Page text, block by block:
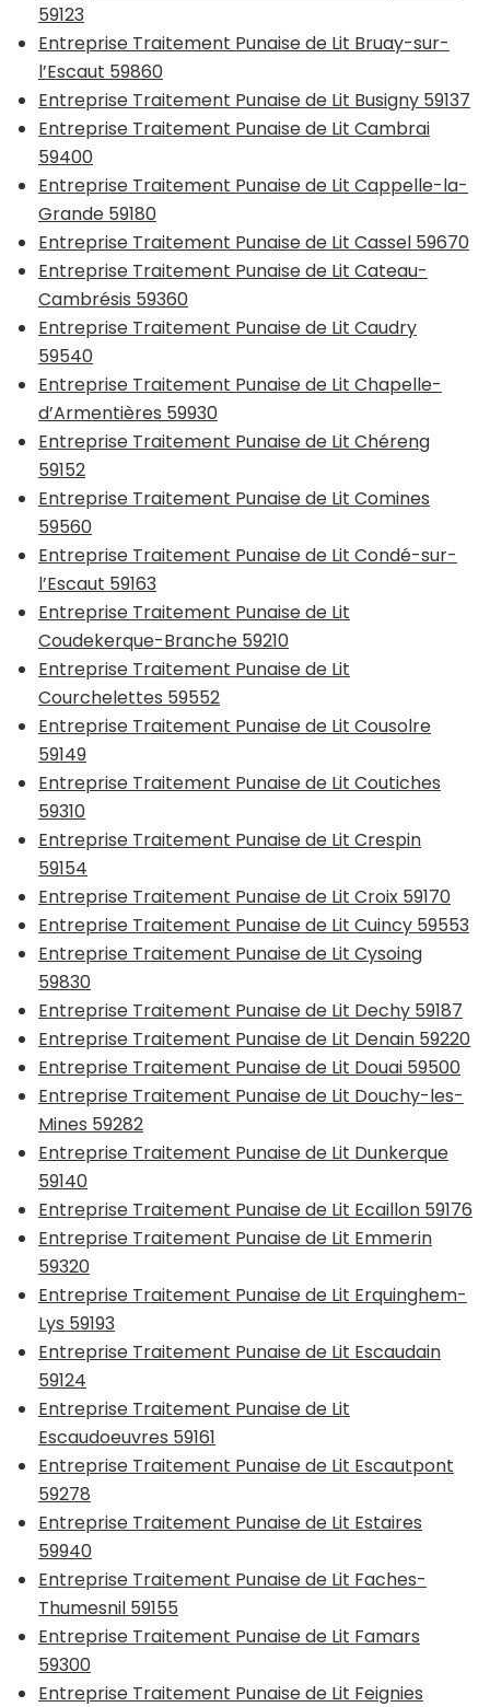
59123
Entreprise Traitement Punaise de Lit Bruay-sur-
l’Escaut 59860
Entreprise Traitement Punaise de Lit Busigny 59137
Entreprise Traitement Punaise de Lit Cambrai
59400
Entreprise Traitement Punaise de Lit Cappelle-la-
Grande 59180
Entreprise Traitement Punaise de Lit Cassel 59670
Entreprise Traitement Punaise de Lit Cateau-
Cambrésis 59360
Entreprise Traitement Punaise de Lit Caudry
59540
Entreprise Traitement Punaise de Lit Chapelle-
d’Armentières 59930
Entreprise Traitement Punaise de Lit Chéreng
59152
Entreprise Traitement Punaise de Lit Comines
59560
Entreprise Traitement Punaise de Lit Condé-sur-
l’Escaut 59163
Entreprise Traitement Punaise de Lit
Coudekerque-Branche 59210
Entreprise Traitement Punaise de Lit
Courchelettes 59552
Entreprise Traitement Punaise de Lit Cousolre
59149
Entreprise Traitement Punaise de Lit Coutiches
59310
Entreprise Traitement Punaise de Lit Crespin
59154
Entreprise Traitement Punaise de Lit Croix 59170
Entreprise Traitement Punaise de Lit Cuincy 59553
Entreprise Traitement Punaise de Lit Cysoing
59830
Entreprise Traitement Punaise de Lit Dechy 59187
Entreprise Traitement Punaise de Lit Denain 59220
Entreprise Traitement Punaise de Lit Douai 59500
Entreprise Traitement Punaise de Lit Douchy-les-
Mines 59282
Entreprise Traitement Punaise de Lit Dunkerque
59140
Entreprise Traitement Punaise de Lit Ecaillon 59176
Entreprise Traitement Punaise de Lit Emmerin
59320
Entreprise Traitement Punaise de Lit Erquinghem-
Lys 59193
Entreprise Traitement Punaise de Lit Escaudain
59124
Entreprise Traitement Punaise de Lit
Escaudoeuvres 59161
Entreprise Traitement Punaise de Lit Escautpont
59278
Entreprise Traitement Punaise de Lit Estaires
59940
Entreprise Traitement Punaise de Lit Faches-
Thumesnil 59155
Entreprise Traitement Punaise de Lit Famars
59300
Entreprise Traitement Punaise de Lit Feignies